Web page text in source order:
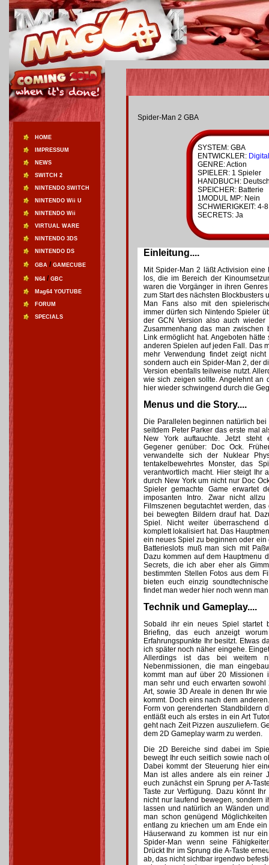
HOME
IMPRESSUM
NEWS
SWITCH 2
NINTENDO SWITCH
NINTENDO Wii U
NINTENDO Wii
VIRTUAL WARE
NINTENDO 3DS
NINTENDO DS
GBA / GAMECUBE
N64 / GBC
Mag64 YOUTUBE
FORUM
SPECIALS
Spider-Man 2 GBA
SYSTEM: GBA
ENTWICKLER:
GENRE: Action
SPIELER: 1 Spieler
HANDBUCH:
SPEICHER: Batterie
1MODUL MP: Nein
SCHWIERIGKEIT: 4-8
SECRETS: Ja
Einleitung....
Mit Spider-Man 2 läßt Activision
los, die im Bereich der
waren die Vorgänger in ihren
zum Start des nächsten Blockbusters
Man Fans also mit den
immer dürfen sich Nintendo Spieler
der GCN Version also auch
Zusammenhang das man zwischen
Link ermöglicht hat. Angeboten
anderen Spielen auf jeden Fall. Das
mehr Verwendung findet zeigt
sondern auch ein Spider-Man 2, der
Version ebenfalls teilweise nutzt.
wie sich zeigen sollte. Angelehnt an
hier wieder schwingend durch die
Menus und die Story....
Die Parallelen beginnen natürlich
seitdem Peter Parker das erste mal
New York auftauchte. Jetzt steht
Gegener genüber: Doc Ock.
verwandelte sich der Nuklear
tentakelbewehrtes Monster, das
verantwortlich macht. Hier steigt Ihr
durch New York um nicht nur Doc
Spieler gemachte Game erwartet
imposanten Intro. Zwar nicht
Filmszenen begutachtet werden,
bei bewegten Bildern drauf hat.
Spiel. Nicht weiter überraschend
komplett lokalisiert hat. Das
ein neues Spiel zu beginnen oder
Batterieslots muß man sich mit
Dazu kommen auf dem Hauptmenu
Secrets, die ich aber eher als
bestimmten Stellen Fotos aus dem
bieten euch einzig
findet man weder hier noch wenn
Technik und Gameplay....
Sobald ihr ein neues Spiel startet
Briefing, das euch anzeigt
Erfahrungspunkte Ihr besitzt. Etwas
ich später noch näher eingehe.
Allerdings ist das bei weitem
Nebenmissionen, die man
kommt man auf über 20 Missionen
man sehr und euch erwarten
Art, sowie 3D Areale in denen Ihr
kommt. Doch eins nach dem
Form von gerenderten Standbildern
entläßt euch als erstes in ein Art
geht nach Zeit Pizzen auszuliefern.
dem 2D Gameplay warm zu werden.
Die 2D Bereiche sind dabei im
bewegt Ihr euch seitlich sowie nach
Dabei kommt der Steuerung hier
Man ist alles andere als ein reiner
euch zunächst ein Sprung per A-
Taste zur Verfügung. Dazu könnt
nicht nur laufend bewegen, sondern
lassen und natürlich an Wänden
man schon genügend
entlang zu kriechen um am Ende
Häuserwand zu kommen ist nur
Spider-Man wenn seine
Drückt Ihr im Sprung die A-Taste
ab, das nicht sichtbar irgendwo